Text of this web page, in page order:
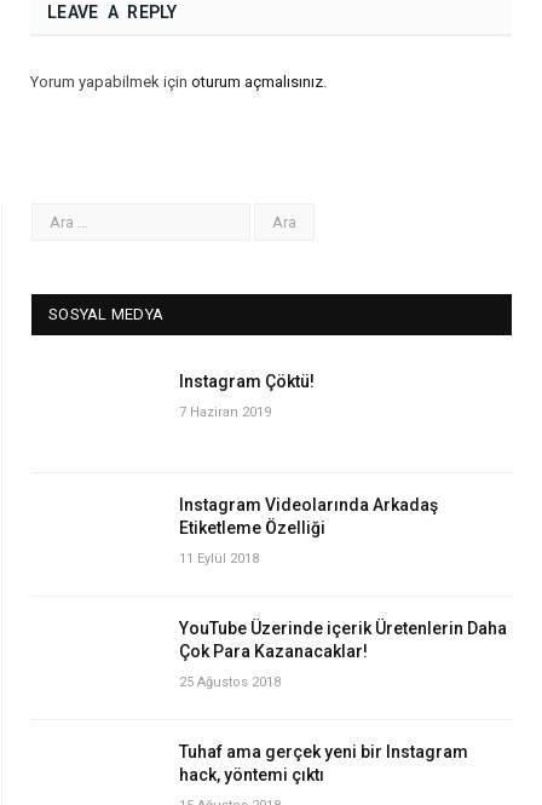
LEAVE A REPLY
Yorum yapabilmek için oturum açmalısınız
SOSYAL MEDYA
Instagram Çöktü!
7 Haziran 2019
Instagram Videolarında Arkadaş
Etiketleme Özelliği
11 Eylül 2018
YouTube Üzerinde içerik Üretenlerin Daha
Çok Para Kazanacaklar!
25 Ağustos 2018
Tuhaf ama gerçek yeni bir Instagram
hack, yöntemi çıktı